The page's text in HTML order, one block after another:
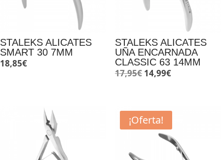
STALEKS ALICATES
SMART 30 7MM
18,85€
STALEKS ALICATES
UÑA ENCARNADA
CLASSIC 63 14MM
17,95€ El
era:
17,95€.
14,99€El
es:
¡Oferta!